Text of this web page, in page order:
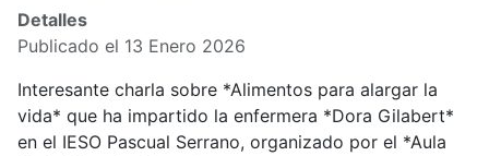
Detalles
Publicado el 13 Enero 2026
Interesante charla sobre *Alimentos para alargar la
vida* que ha impartido la enfermera *Dora Gilabert*
en el IESO Pascual Serrano, organizado por el *Aula